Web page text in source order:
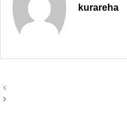
kurareha
投
稿